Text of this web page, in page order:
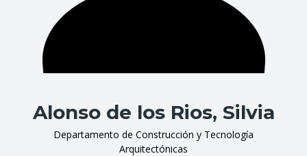
Alonso de los Rios, Silvia
Departamento de Construcción y Tecnología
Arquitectónicas